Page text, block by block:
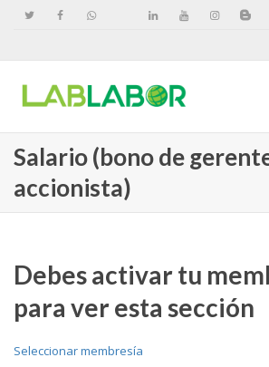
Salario (bono de
accionista)
Debes activar tu
para ver esta sección
Seleccionar membresía